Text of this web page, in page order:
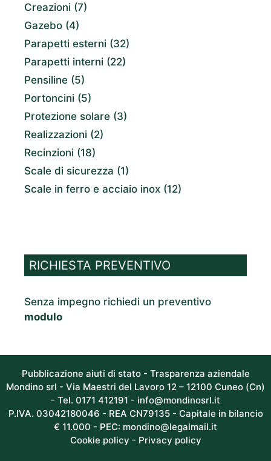
Creazioni (7)
Gazebo (4)
Parapetti esterni (32)
Parapetti interni (22)
Pensiline (5)
Portoncini (5)
Protezione solare (3)
Realizzazioni (2)
Recinzioni (18)
Scale di sicurezza (1)
Scale in ferro e acciaio inox (12)
RICHIESTA PREVENTIVO
Senza impegno richiedi un preventivo
modulo
Pubblicazione aiuti di stato - Trasparenza aziendale
Mondino srl - Via Maestri del Lavoro 12 – 12100 Cuneo (Cn)
- Tel. 0171 412191 - info@mondinosrl.it
P.IVA. 03042180046 - REA CN79135 - Capitale in bilancio
€ 11.000 - PEC: mondino@legalmail.it
Cookie policy - Privacy policy